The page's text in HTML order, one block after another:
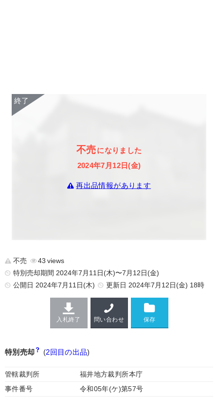
不売になりました
2024年7月12日(金)
再出品情報があります
不売
43
特別売却期間 2024年7月11日(木)〜7月12日(金)
公開日 2024年7月11日(木) 更新日 2024年7月12日(金) 18時
入札終了 問い合わせ
特別売却 (2回目の出品)
管轄裁判所
福井地方裁判所本庁
事件番号
令和05年(ケ)第57号